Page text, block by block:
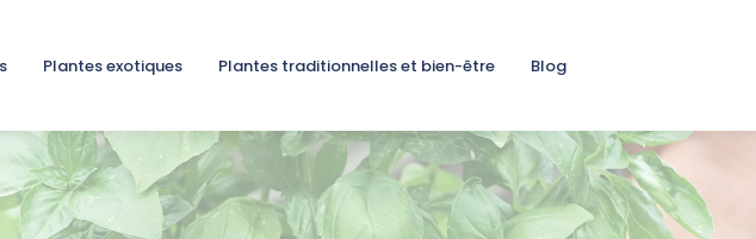
Plantes exotiques Plantes traditionnelles et bien-être Blog